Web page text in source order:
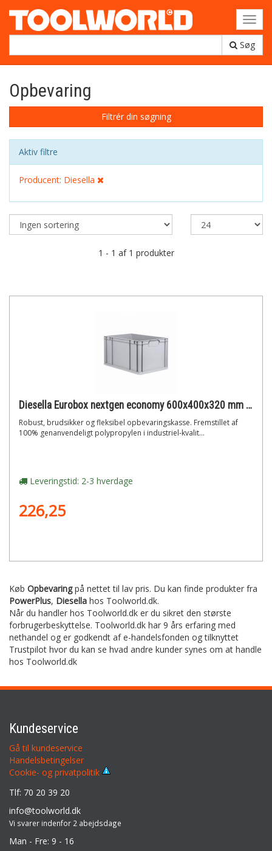
Søg
Opbevaring
Filtrér din søgning
Aktiv filtre
Producent: Diesella
1 - 1 af 1 produkter
Diesella Eurobox nextgen economy 600x400x320 mm med lukkede greb
Robust, brudsikker og fleksibel opbevaringskasse. Fremstillet af
100% genanvendeligt polypropylen i industriel-kvalit...
Leveringstid: 2-3 hverdage
226,25
Køb Opbevaringpå nettet til lav pris. Du kan finde produkter fra
PowerPlus, Diesella hos Toolworld.dk.
Når du handler hos Toolworld.dk er du sikret den største
forbrugerbeskyttelse. Toolworld.dk har 9 års erfaring med
nethandel og er godkendt af e-handelsfonden og tilknyttet
Trustpilot hvor du kan se hvad andre kunder synes om at handle
hos Toolworld.dk
Kundeservice
Gå til kundeservice
Handelsbetingelser
Cookie- og privatpolitik
Tlf: 70 20 39 20
info@toolworld.dk
Vi svarer indenfor 2 abejdsdage
Man - Fre: 9 - 16